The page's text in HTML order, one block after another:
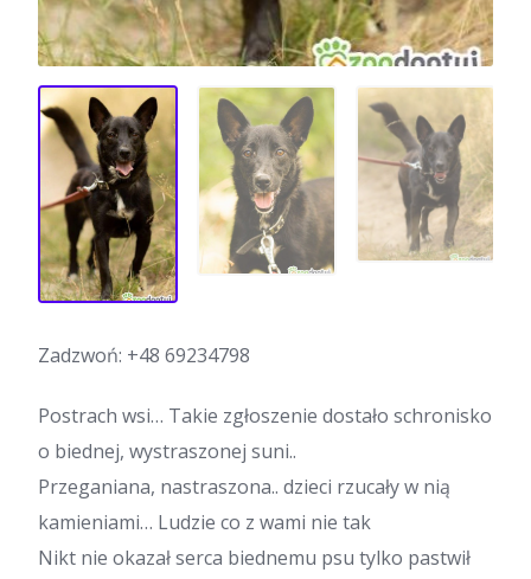
Zadzwoń: +48 69234798
Postrach wsi… Takie zgłoszenie dostało schronisko
o biednej, wystraszonej suni..
Przeganiana, nastraszona.. dzieci rzucały w nią
kamieniami… Ludzie co z wami nie tak
Nikt nie okazał serca biednemu psu tylko pastwił